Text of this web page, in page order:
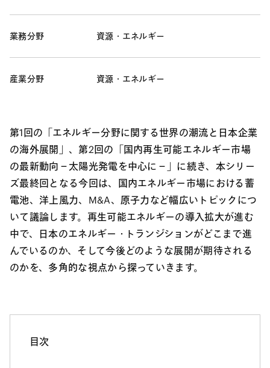
業務分野 資源・エネルギー
産業分野 資源・エネルギー
第1回の「エネルギー分野に関する世界の潮流と日本企業
の海外展開」、第2回の「国内再生可能エネルギー市場
の最新動向－太陽光発電を中心に－」に続き、本シリー
ズ最終回となる今回は、国内エネルギー市場における蓄
電池、洋上風力、M&A、原子力など幅広いトピックにつ
いて議論します。再生可能エネルギーの導入拡大が進む
中で、日本のエネルギー・トランジションがどこまで進
んでいるのか、そして今後どのような展開が期待される
のかを、多角的な視点から探っていきます。
目次